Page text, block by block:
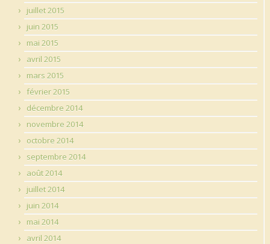
juillet 2015
juin 2015
mai 2015
avril 2015
mars 2015
février 2015
décembre 2014
novembre 2014
octobre 2014
septembre 2014
août 2014
juillet 2014
juin 2014
mai 2014
avril 2014